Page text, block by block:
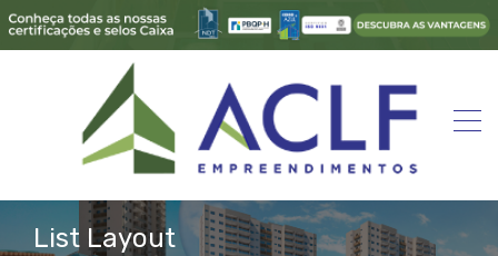
List Layout